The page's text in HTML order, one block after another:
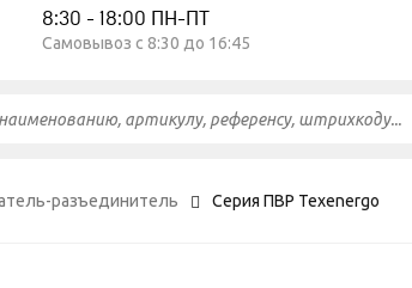
8:30 - 18:00 ПН-ПТ
Самовывоз c 8:30 до 16:45
разъединитель Серия ПВР Texenergo